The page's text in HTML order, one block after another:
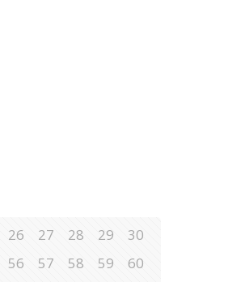
26 27 28 29
30
56 57 58 59
60